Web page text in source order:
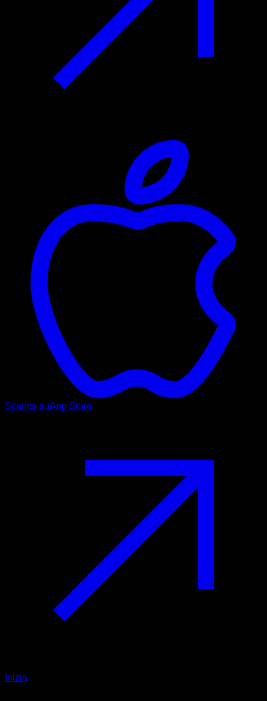
Scarica suApp Store
Inizia